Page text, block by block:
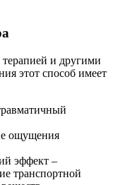
и другими
этот способ имеет
ощущения
эффект –
транспортной